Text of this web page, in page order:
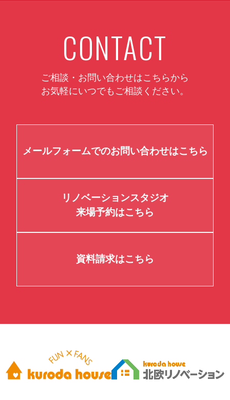
CONTACT
ご相談・お問い合わせはこちらから
お気軽にいつでもご相談ください。
メールフォームでのお問い合わせはこちら
リノベーションスタジオ
来場予約はこちら
資料請求はこちら